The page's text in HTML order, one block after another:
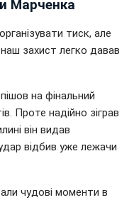
Марченка
тиск, але
захист легко давав
на фінальний
Проте надійно зіграв
він видав
відбив уже лежачи
чудові моменти в